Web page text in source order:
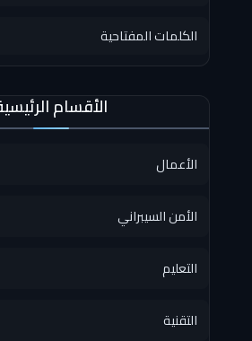
الكلمات المفتاحية
الأقسام
الأعمال
الأمن السيبراني
التعليم
التقنية